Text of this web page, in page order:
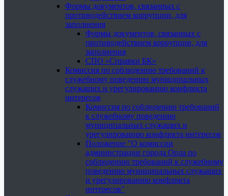
Формы документов, связанных с
противодействием коррупции, для
заполнения
Формы документов, связанных с
противодействием коррупции, для
заполнения
СПО «Справки БК»
Комиссия по соблюдению требований к
служебному поведению муниципальных
служащих и урегулированию конфликта
интересов
Комиссия по соблюдению требований
к служебному поведению
муниципальных служащих и
урегулированию конфликта интересов
Положение "О комиссии
администрации города Орла по
соблюдению требований к служебному
поведению муниципальных служащих
и урегулированию конфликта
интересов"